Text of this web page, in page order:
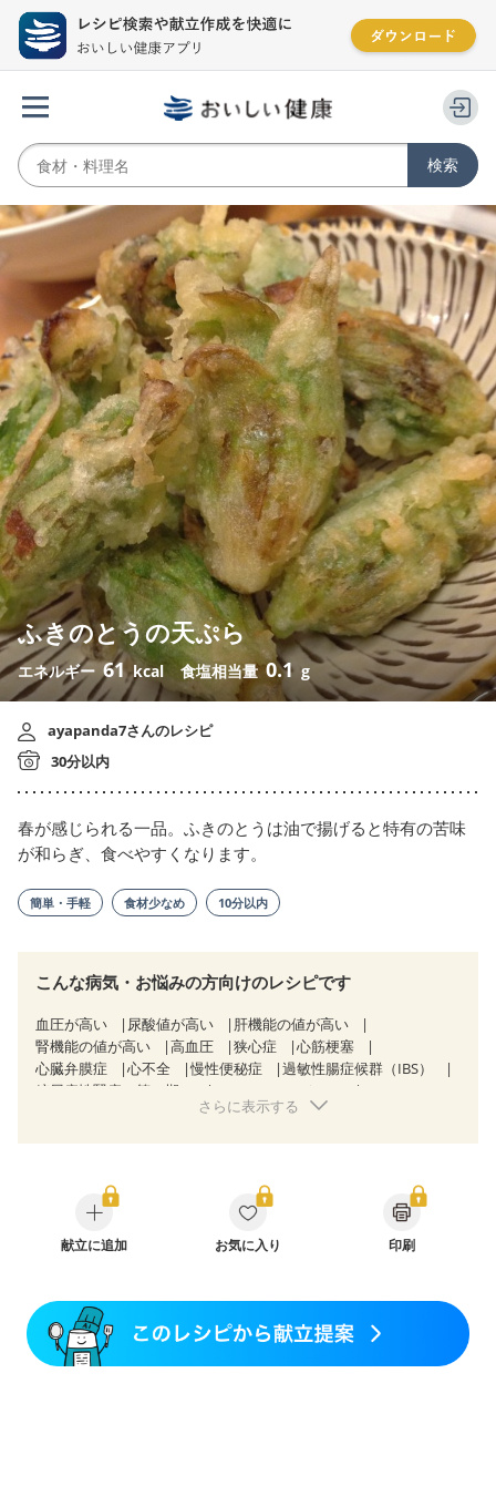
ふきのとうの天ぷら
エネルギー 61 kcal 食塩相当量 0.1 g
ayapanda7さんのレシピ
30分以内
春が感じられる一品。ふきのとうは油で揚げると特有の苦味
が和らぎ、食べやすくなります。
簡単・手軽 食材少なめ 10分以内
こんな病気・お悩みの方向けのレシピです
血圧が高い 尿酸値が高い
肝機能の値が高い
腎機能の値が高い
高血圧 狭心症
心筋梗塞
心臓弁膜症
心不全 慢性便秘症
過敏性腸症候群（IBS）
糖尿病性腎症（第３期）
CKD（ステージ１）
CKD（ステージ３a）
味の感じ方が変わった
妊娠中(初期)
妊婦健診・体重増加が気になる（初期）
妊婦健診・血圧が気になる（初期）
骨粗しょう症
ニキビ・肌荒れ
妊活中 更年期
さらに表示する
献立に追加 お気に入り 印刷